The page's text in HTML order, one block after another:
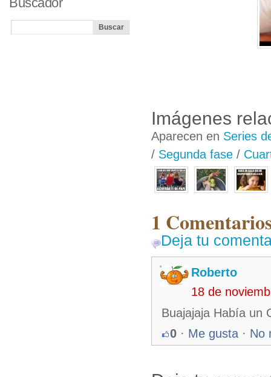
Imágenes
Aparecen en Series
/ Segunda fase /
1
Deja tu
Roberto
18 de
Buajajaja Había un
0 · Me gusta · No